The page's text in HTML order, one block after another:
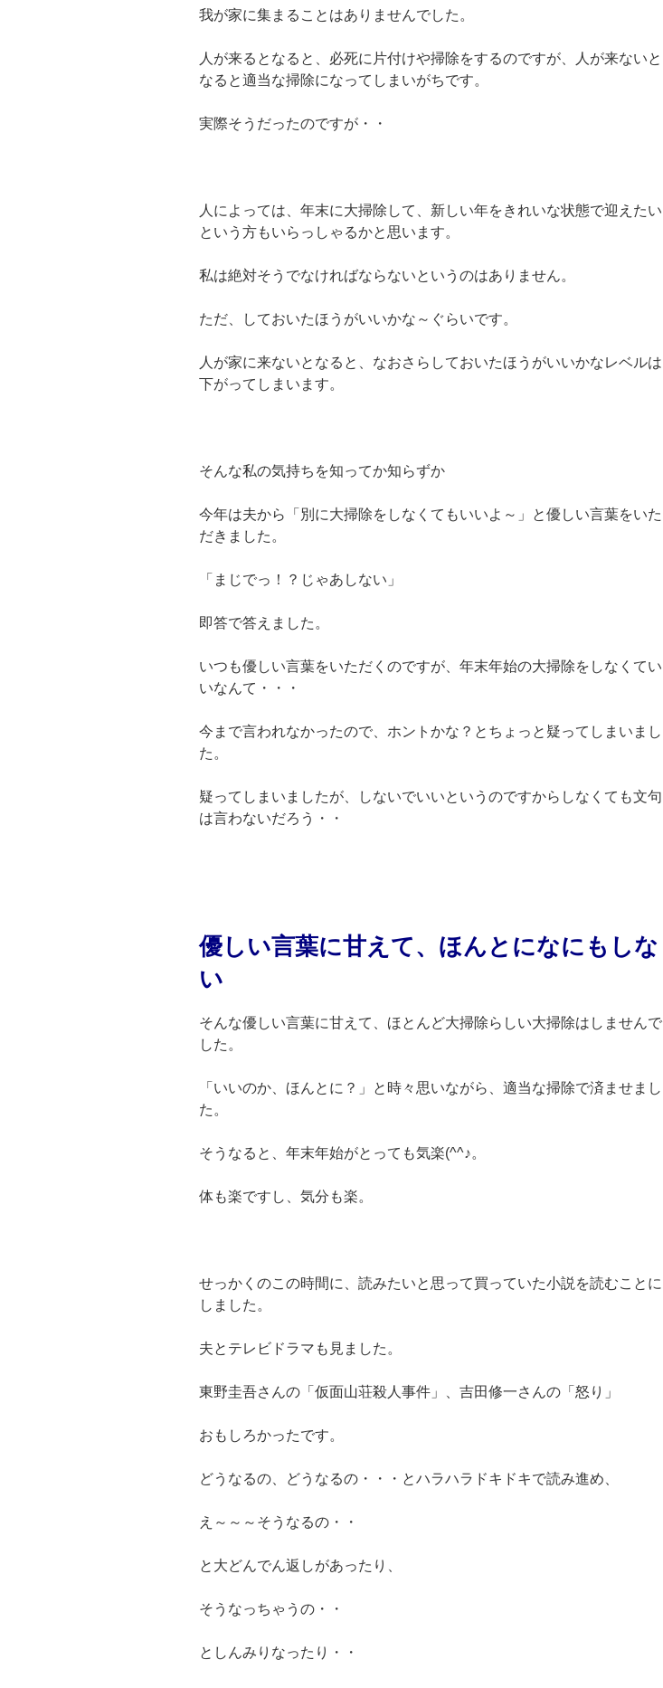
我が家に集まることはありませんでした。
人が来るとなると、必死に片付けや掃除をするのですが、人が来ないと
なると適当な掃除になってしまいがちです。
実際そうだったのですが・・
人によっては、年末に大掃除して、新しい年をきれいな状態で迎えたい
という方もいらっしゃるかと思います。
私は絶対そうでなければならないというのはありません。
ただ、しておいたほうがいいかな～ぐらいです。
人が家に来ないとなると、なおさらしておいたほうがいいかなレベルは
下がってしまいます。
そんな私の気持ちを知ってか知らずか
今年は夫から「別に大掃除をしなくてもいいよ～」と優しい言葉をいた
だきました。
「まじでっ！？じゃあしない」
即答で答えました。
いつも優しい言葉をいただくのですが、年末年始の大掃除をしなくてい
いなんて・・・
今まで言われなかったので、ホントかな？とちょっと疑ってしまいまし
た。
疑ってしまいましたが、しないでいいというのですからしなくても文句
は言わないだろう・・
優しい言葉に甘えて、ほんとになにもしな
い
そんな優しい言葉に甘えて、ほとんど大掃除らしい大掃除はしませんで
した。
「いいのか、ほんとに？」と時々思いながら、適当な掃除で済ませまし
た。
そうなると、年末年始がとっても気楽(^^♪。
体も楽ですし、気分も楽。
せっかくのこの時間に、読みたいと思って買っていた小説を読むことに
しました。
夫とテレビドラマも見ました。
東野圭吾さんの「仮面山荘殺人事件」、吉田修一さんの「怒り」
おもしろかったです。
どうなるの、どうなるの・・・とハラハラドキドキで読み進め、
え～～～そうなるの・・
と大どんでん返しがあったり、
そうなっちゃうの・・
としんみりなったり・・